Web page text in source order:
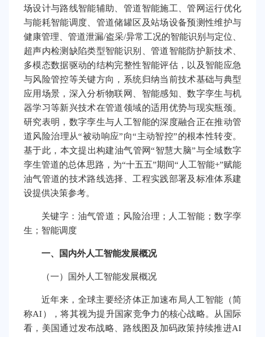
场设计与路线智能辅助、管道智能施工、管网运行优化
与能耗智能调度、管道储罐区及站场设备预测性维护与
健康管理、管道泄漏/盗采/异常工况的智能识别与定位、
超声内检测缺陷类型智能识别、管道智能防护新技术、
多模态数据驱动的结构完整性智能评估，以及智能应急
与风险管控等关键方向，系统归纳当前技术基础与典型
应用场景，深入分析物联网、智能感知、数字孪生与机
器学习等新兴技术在管道领域的适用优势与现实瓶颈。
研究表明，数字孪生与人工智能的深度融合正在推动管
道风险治理从“被动响应”向“主动智控”的根本性转变。
基于此，本文提出构建油气管网“智慧大脑”与全域数字
孪生管道的总体思路，为“十五五”期间“人工智能+”赋能
油气管道的技术路线选择、工程实践部署及标准体系建
设提供决策参考。
关键字：油气管道；风险治理；人工智能；数字孪
生；智能调度
一、国内外人工智能发展概况
（一）国外人工智能发展概况
近年来，全球主要经济体正加速布局人工智能（简
称AI），将其视为提升国家竞争力的核心战略。从国际
看，美国通过发布战略、路线图及加码政策持续推进AI